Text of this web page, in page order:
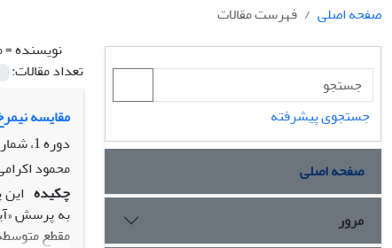
صفحه اصلی
فهرست مقالات
نویسنده =
تعداد مقالات:
مقایسه
دوره 1، شماره 2.3، پاییز 1386، صفحه
محمود
چکیده
به پرسش
جستجوی پیشرفته
صفحه اصلی
مرور